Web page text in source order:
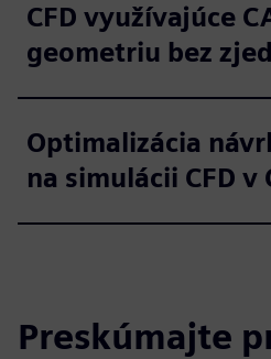
CFD využívajúce
geometriu bez
Optimalizácia
na simulácii CFD v
Preskúmajte